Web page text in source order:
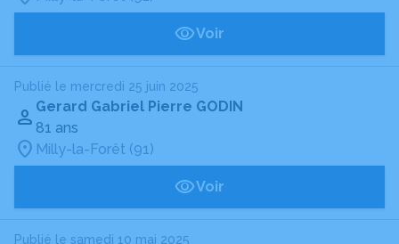
Voir
Publié le mercredi 25 juin 2025
Gerard Gabriel Pierre GODIN
81 ans
Milly-la-Forêt (91)
Voir
Publié le samedi 10 mai 2025